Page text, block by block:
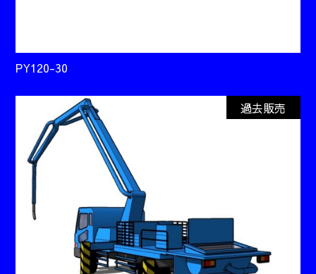
PY120-30
過去販売